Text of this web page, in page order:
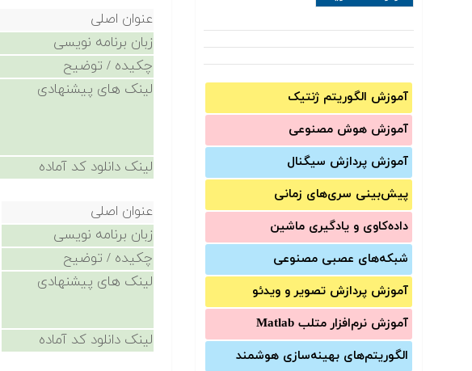
آموزش الگوریتم ژنتیک
آموزش‌ هوش مصنوعی
آموزش‌ پردازش سیگنال
پیش‌‌بینی سری‌‌های زمانی
داده‌کاوی و یادگیری ماشین
شبکه‌های عصبی مصنوعی
آموزش‌ پردازش تصویر و ویدئو
آموزش‌ نرم‌افزار متلب Matlab
الگوریتم‌های بهینه‌سازی هوشمند
عنوان اصلی
زبان برنامه نویسی
چکیده / توضیح
لینک های پیشنهادی
لینک دانلود کد آماده
عنوان اصلی
زبان برنامه نویسی
چکیده / توضیح
لینک های پیشنهادی
لینک دانلود کد آماده